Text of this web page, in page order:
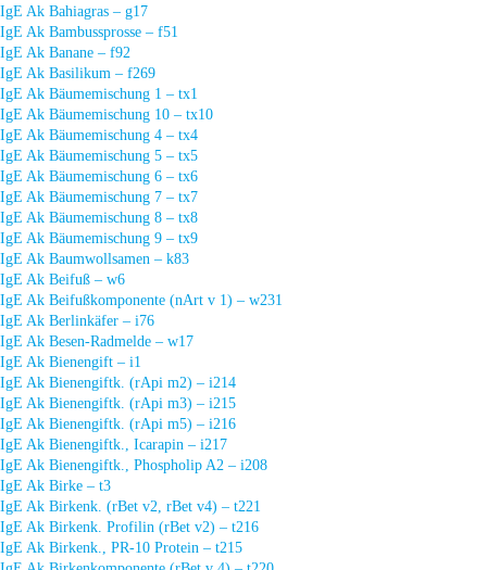
IgE Ak Bahiagras – g17
IgE Ak Bambussprosse – f51
IgE Ak Banane – f92
IgE Ak Basilikum – f269
IgE Ak Bäumemischung 1 – tx1
IgE Ak Bäumemischung 10 – tx10
IgE Ak Bäumemischung 4 – tx4
IgE Ak Bäumemischung 5 – tx5
IgE Ak Bäumemischung 6 – tx6
IgE Ak Bäumemischung 7 – tx7
IgE Ak Bäumemischung 8 – tx8
IgE Ak Bäumemischung 9 – tx9
IgE Ak Baumwollsamen – k83
IgE Ak Beifuß – w6
IgE Ak Beifußkomponente (nArt v 1) – w231
IgE Ak Berlinkäfer – i76
IgE Ak Besen-Radmelde – w17
IgE Ak Bienengift – i1
IgE Ak Bienengiftk. (rApi m2) – i214
IgE Ak Bienengiftk. (rApi m3) – i215
IgE Ak Bienengiftk. (rApi m5) – i216
IgE Ak Bienengiftk., Icarapin – i217
IgE Ak Bienengiftk., Phospholip A2 – i208
IgE Ak Birke – t3
IgE Ak Birkenk. (rBet v2, rBet v4) – t221
IgE Ak Birkenk. Profilin (rBet v2) – t216
IgE Ak Birkenk., PR-10 Protein – t215